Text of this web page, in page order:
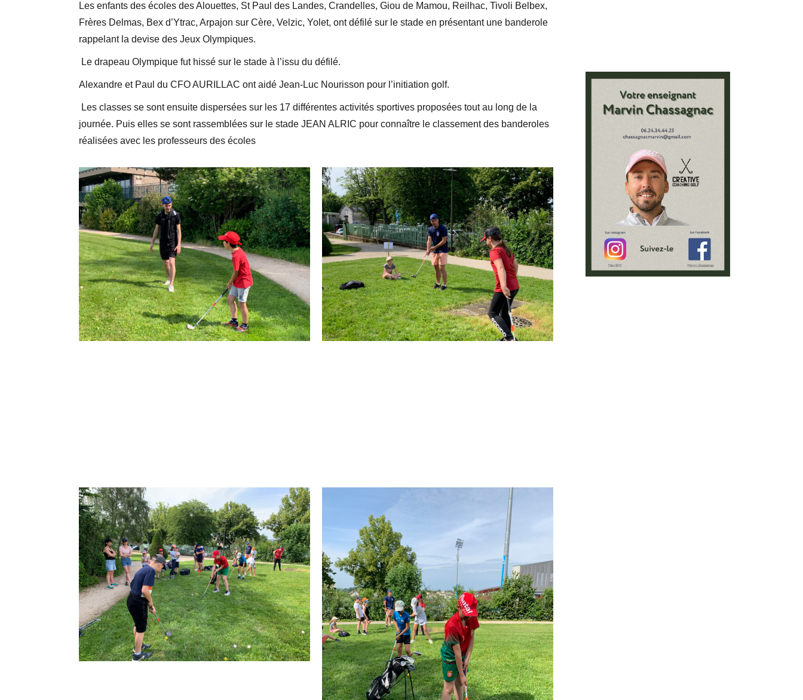
Les enfants des écoles des Alouettes, St Paul des Landes, Crandelles, Giou de Mamou, Reilhac, Tivoli Belbex,
Frères Delmas, Bex d’Ytrac, Arpajon sur Cère, Velzic, Yolet, ont défilé sur le stade en présentant une banderole
rappelant la devise des Jeux Olympiques.
Le drapeau Olympique fut hissé sur le stade à l’issu du défilé.
Alexandre et Paul du CFO AURILLAC ont aidé Jean-Luc Nourisson pour l’initiation golf.
Les classes se sont ensuite dispersées sur les 17 différentes activités sportives proposées tout au long de la
journée. Puis elles se sont rassemblées sur le stade JEAN ALRIC pour connaître le classement des banderoles
réalisées avec les professeurs des écoles